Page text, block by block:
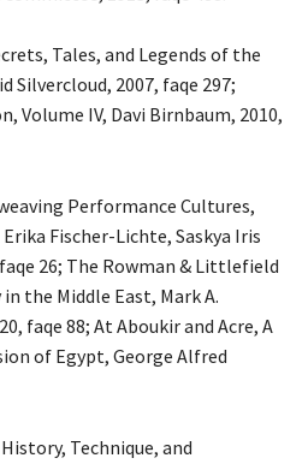
Tales, and Legends of the
Silvercloud, 2007, faqe 297;
Volume IV, Davi Birnbaum, 2010,
Performance Cultures,
Fischer-Lichte, Saskya Iris
26; The Rowman & Littlefield
the Middle East, Mark A.
faqe 88; At Aboukir and Acre, A
of Egypt, George Alfred
Technique, and